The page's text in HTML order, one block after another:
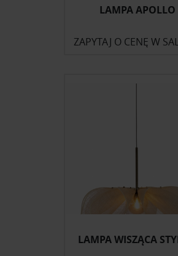
LAMPA APOLLO
ZAPYTAJ O CENĘ W
LAMPA WISZĄCA